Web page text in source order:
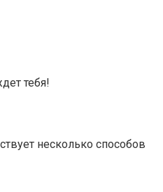
тебя!
несколько способов